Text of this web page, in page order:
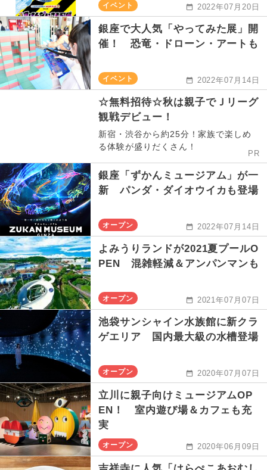
イベント 2022年07月20日
銀座で大人気「やってみた展」開
催！ 恐竜・ドローン・アートも
イベント 2022年07月14日
☆無料招待☆秋は親子でＪリーグ
観戦デビュー！
新宿・渋谷から約25分！家族で楽しめ
る体験が盛りだくさん！
PR
銀座「ずかんミュージアム」が一
新 パンダ・ダイオウイカも登場
オープン 2022年07月14日
よみうりランドが2021夏プールO
PEN 混雑軽減＆アンパンマンも
オープン 2021年07月07日
池袋サンシャイン水族館に新クラ
ゲエリア 国内最大級の水槽登場
オープン 2020年07月07日
立川に親子向けミュージアムOP
EN！ 室内遊び場＆カフェも充
実
オープン 2020年06月09日